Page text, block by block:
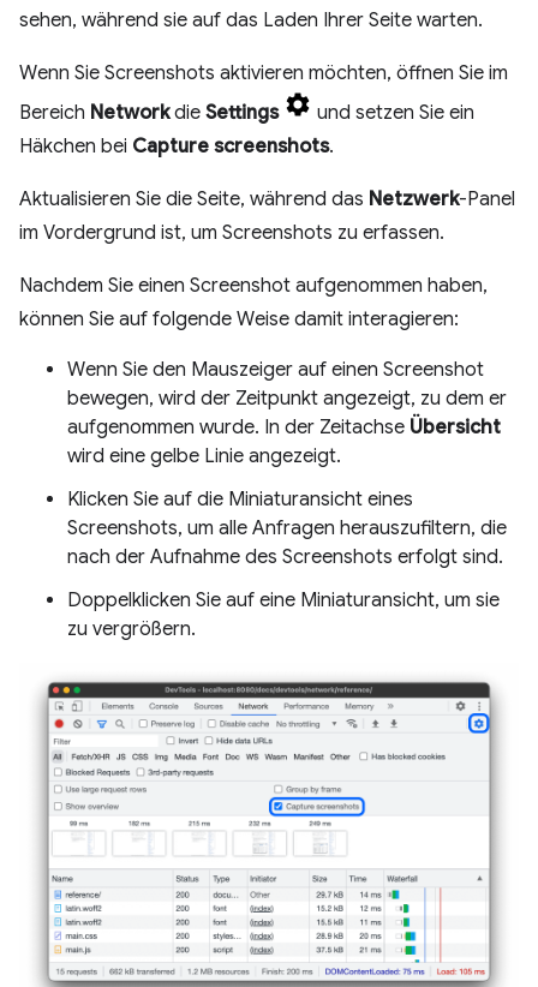
sehen, während sie auf das Laden Ihrer Seite warten.
Wenn Sie Screenshots aktivieren möchten, öffnen Sie im
Bereich Networkdie Settings
und setzen Sie ein
Häkchen bei Capture screenshots.
Aktualisieren Sie die Seite, während das Netzwerk-Panel
im Vordergrund ist, um Screenshots zu erfassen.
Nachdem Sie einen Screenshot aufgenommen haben,
können Sie auf folgende Weise damit interagieren:
Wenn Sie den Mauszeiger auf einen Screenshot
bewegen, wird der Zeitpunkt angezeigt, zu dem er
aufgenommen wurde. In der Zeitachse Übersicht
wird eine gelbe Linie angezeigt.
Klicken Sie auf die Miniaturansicht eines
Screenshots, um alle Anfragen herauszufiltern, die
nach der Aufnahme des Screenshots erfolgt sind.
Doppelklicken Sie auf eine Miniaturansicht, um sie
zu vergrößern.